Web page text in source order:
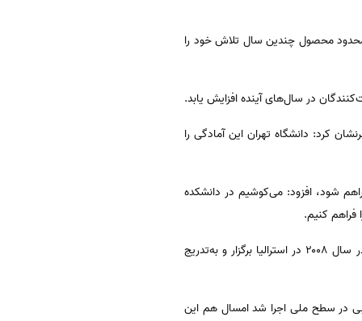
محدود محصول چندین سال تلاش خود را
در سال‌های آینده افزایش یابد.
کرد: دانشگاه تهران این آمادگی را
شود، افزود: می‌کوشیم در دانشکده
کنیم.
حامد اکبرزاده در ادامه گفت: ایده اصلی این مسابقات از دانشگاه کوئینزلند استرالیا گرفته شده است که برای نخستین بار در سال ۲۰۰۸ در استرالیا برگزار و به‌تدریج
در سطح ملی اجرا شد امسال هم این